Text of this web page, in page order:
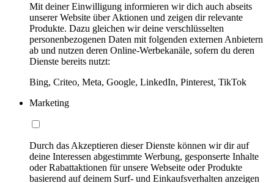
Mit deiner Einwilligung informieren wir dich auch abseits
unserer Website über Aktionen und zeigen dir relevante
Produkte. Dazu gleichen wir deine verschlüsselten
personenbezogenen Daten mit folgenden externen Anbietern
ab und nutzen deren Online-Werbekanäle, sofern du deren
Dienste bereits nutzt:
Bing, Criteo, Meta, Google, LinkedIn, Pinterest, TikTok
Marketing
Durch das Akzeptieren dieser Dienste können wir dir auf
deine Interessen abgestimmte Werbung, gesponserte Inhalte
oder Rabattaktionen für unsere Webseite oder Produkte
basierend auf deinem Surf- und Einkaufsverhalten anzeigen